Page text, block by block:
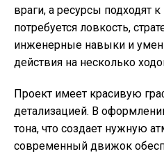
враги, а ресурсы подходят
потребуется ловкость,
инженерные навыки и
действия на несколько
Проект имеет красивую
детализацией. В
тона, что создает нужную
современный движок